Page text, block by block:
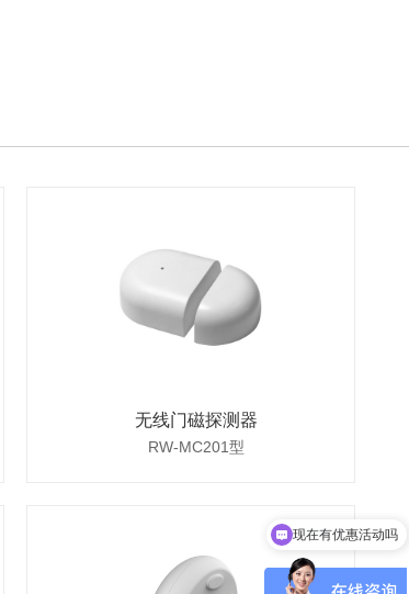
无线门磁探测器
RW-MC201型
可以介绍下你们的产品么
现在有优惠活动吗